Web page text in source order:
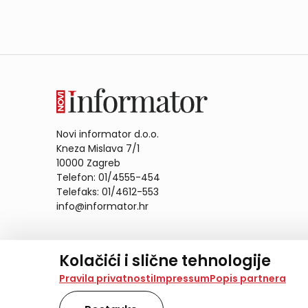
Kolačići i slične tehnologije
Na našoj web stranici koristimo kolačiće i slične
analiziramo promet na stranici te prikazujemo
također koriste ove tehnologije.
Pravila privatnostiImpressumPopis partnera
Novi informator d.o.o.
Kneza Mislava 7/1
10000 Zagreb
Telefon: 01/4555-454
Telefaks: 01/4612-553
info@informator.hr